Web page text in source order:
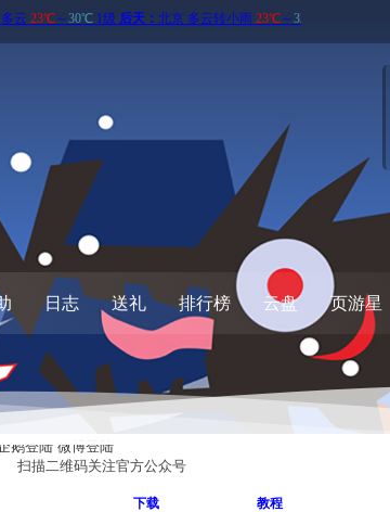
日志 送礼 排行榜 云盘 页游星
鹅登陆 微博登陆
扫描二维码关注官方公众号
下载
教程